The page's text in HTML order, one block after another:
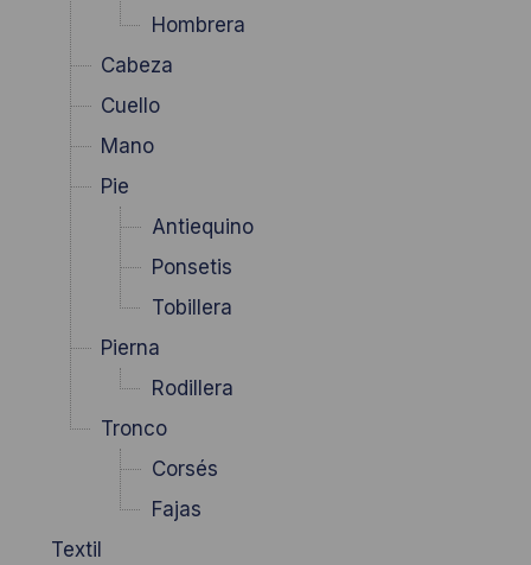
Hombrera
Cabeza
Cuello
Mano
Pie
Antiequino
Ponsetis
Tobillera
Pierna
Rodillera
Tronco
Corsés
Fajas
Textil